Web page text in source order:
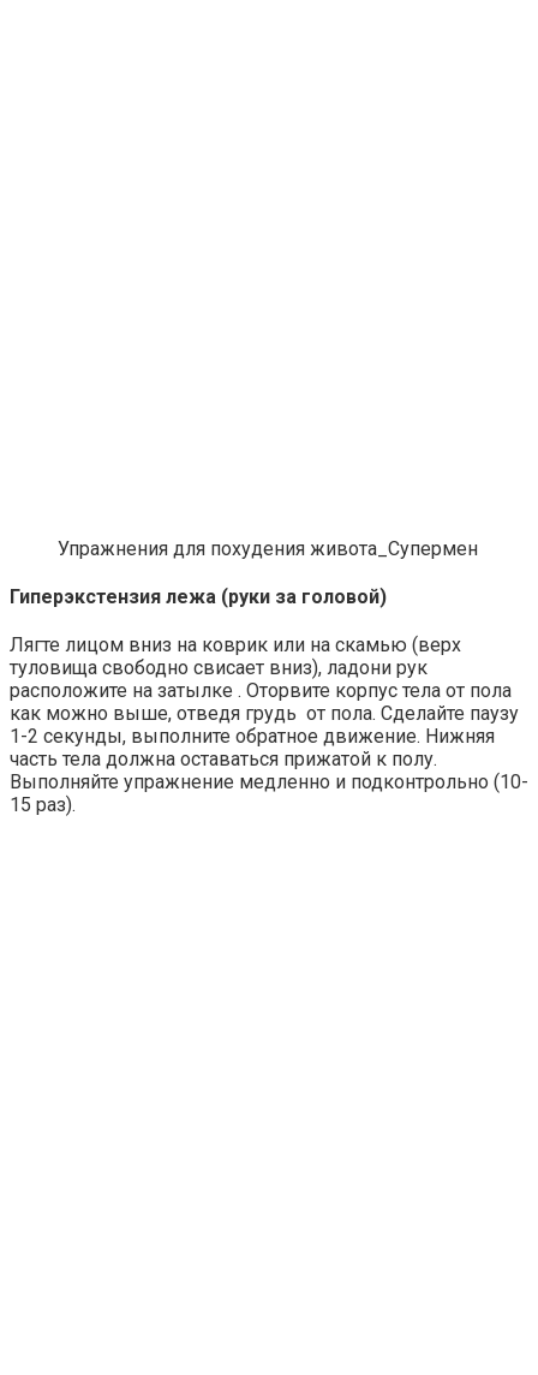
Упражнения для похудения живота_Супермен
Гиперэкстензия лежа (руки за головой)
Лягте лицом вниз на коврик или на скамью (верх
туловища свободно свисает вниз), ладони рук
расположите на затылке . Оторвите корпус тела от пола
как можно выше, отведя грудь от пола. Сделайте паузу
1-2 секунды, выполните обратное движение. Нижняя
часть тела должна оставаться прижатой к полу.
Выполняйте упражнение медленно и подконтрольно (10-
15 раз).
Королева вагона отожгла! Видео не оставит
Публичный удар Зеленскому от Кличко: это